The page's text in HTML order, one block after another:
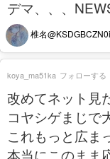
デマ、、、
椎名
改めてネット見
コヤシゲまじで
これもっと広ま
本当にこのまま
koya_ma51ka フォローする